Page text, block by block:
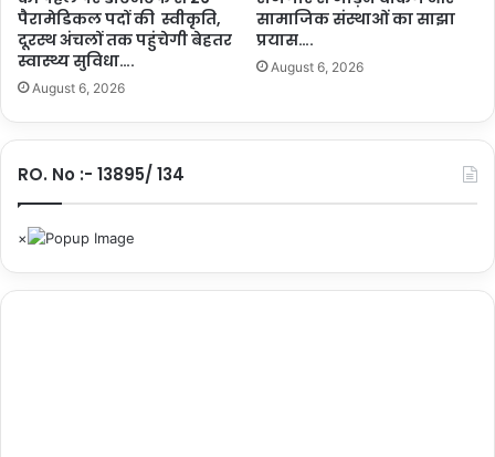
च्छ
ता
प
ह
को
ष्ट्री
च
र
पैरामेडिकल पदों की स्वीकृति,
दूरस्थ अंचलों तक पहुंचेगी बेहतर
स्वास्थ्य सुविधा….
August 6, 2026
सामाजिक संस्थाओं का साझा
प्रयास….
August 6, 2026
RO. No :- 13895/ 134